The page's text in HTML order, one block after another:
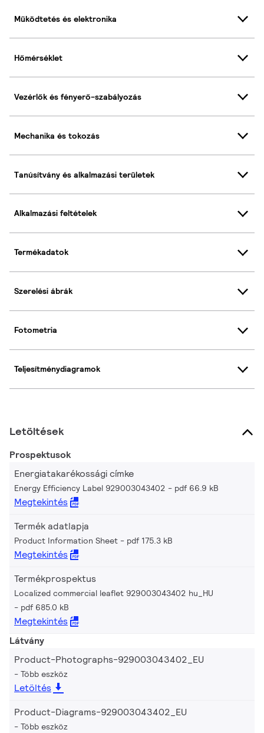
Működtetés és elektronika
Hőmérséklet
Vezérlők és fényerő-szabályozás
Mechanika és tokozás
Tanúsítvány és alkalmazási területek
Alkalmazási feltételek
Termékadatok
Szerelési ábrák
Fotometria
Teljesítménydiagramok
Letöltések
Prospektusok
Energiatakarékossági címke
Energy Efficiency Label 929003043402 pdf 66.9 kB
Megtekintés
Termék adatlapja
Product Information Sheet pdf 175.3 kB
Megtekintés
Termékprospektus
Localized commercial leaflet 929003043402 hu_HU
pdf 685.0 kB
Megtekintés
Látvány
Product-Photographs-929003043402_EU
Több eszköz
Letöltés
Product-Diagrams-929003043402_EU
Több eszköz